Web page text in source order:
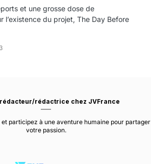
et une grosse dose de
l’existence du projet, The Day Before
rédactrice chez JVFrance
et participez à une aventure humaine pour partager
votre passion.